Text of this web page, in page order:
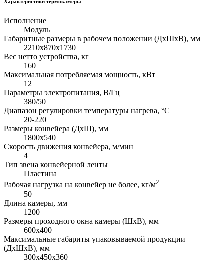
Характеристики термокамеры
Исполнение
Модуль
Габаритные размеры в рабочем положении (ДхШхВ), мм
2210х870х1730
Вес нетто устройства, кг
160
Максимальная потребляемая мощность, кВт
12
Параметры электропитания, В/Гц
380/50
Диапазон регулировки температуры нагрева, °С
20-220
Размеры конвейера (ДхШ), мм
1800х540
Скорость движения конвейера, м/мин
4
Тип звена конвейерной ленты
Пластина
Рабочая нагрузка на конвейер не более, кг/м2
50
Длина камеры, мм
1200
Размеры проходного окна камеры (ШхВ), мм
600х400
Максимальные габариты упаковываемой продукции
(ДхШхВ), мм
300х450х360